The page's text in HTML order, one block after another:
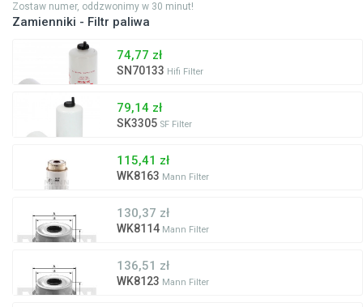
Zostaw numer, oddzwonimy w 30 minut!
Zamienniki - Filtr paliwa
74,77 zł
SN70133 Hifi Filter
79,14 zł
SK3305 SF Filter
115,41 zł
WK8163 Mann Filter
130,37 zł
WK8114 Mann Filter
136,51 zł
WK8123 Mann Filter